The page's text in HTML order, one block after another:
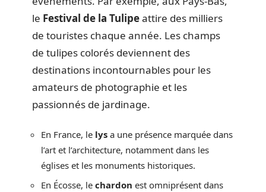
le Festival de la Tulipeattire des milliers
de touristes chaque année. Les champs
de tulipes colorés deviennent des
destinations incontournables pour les
amateurs de photographie et les
passionnés de jardinage.
En France, le lys a une présence marquée dans
l’art et l’architecture, notamment dans les
églises et les monuments historiques.
En Écosse, le chardon est omniprésent dans